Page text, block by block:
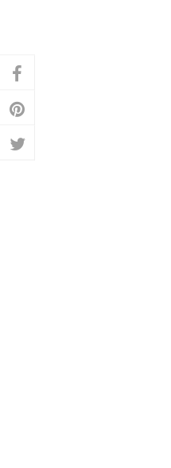
Auf
Facebook
Auf
Pinterest
Auf